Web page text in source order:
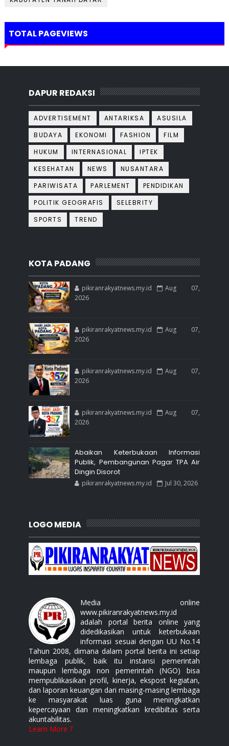
TOTAL PAGEVIEWS
DAPUR REDAKSI
ADVERTISEMENT ANTARIKSA
ASUSILA
BUDAYA
EKONOMI FASHION
FILM
HUKUM
INTERNASIONAL
IPTEK
KESEHATAN
NEWS
NUSANTARA
PARIWISATA
PARLEMENT
PENDIDIKAN
POLITIK GEOGRAFIS
SELEBRITY
SPORTS
TREND
KOTA PADANG
pikiranrakyatnews.my.id
Aug 07,
2026
pikiranrakyatnews.my.id
Aug 07,
2026
pikiranrakyatnews.my.id
Aug 07,
2026
pikiranrakyatnews.my.id
Aug 07,
2026
Abaikan Keterbukaan Informasi
Publik, Pembangunan Pagar TPA Air
Dingin Disorot
pikiranrakyatnews.my.id Jul 30, 2026
LOGO MEDIA
Media online
www.pikiranrakyatnews.my.id
adalah portal berita online yang
didedikasikan untuk keterbukaan
informasi sesuai dengan UU No.14
Tahun 2008, dimana dalam portal berita ini setiap
lembaga publik, baik itu instansi pemerintah
maupun lembaga non pemerintah (NGO) bisa
mempublikasikan profil, kinerja, ekspost kegiatan,
dan laporan keuangan dari masing-masing lembaga
ke masyarakat luas guna meningkatkan
kepercayaan dan meningkatkan kredibiltas serta
akuntabilitas.
Learn More ?